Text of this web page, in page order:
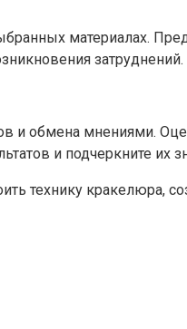
материалах.
затруднений.
и обмена мнениями.
и подчеркните их
технику кракелюра,